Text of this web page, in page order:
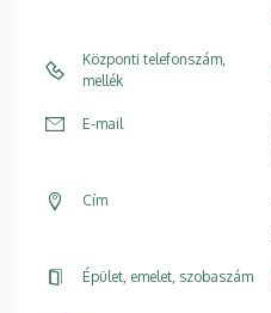
Központi telefonszám,
mellék
E-mail
Cím
Épület, emelet, szobaszám